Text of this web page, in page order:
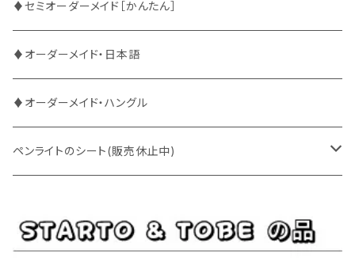
BUDDiiS
DXTEEN
ENHYPEN
EXO
iKON
ATEEZ
BLANK2Y
BOYNEXTDOOR
BUDDiiS
ENHYPEN
ファンサ
CRAVITY
ENHYPEN
EXO
Stray Kids
♦セミオーダーメイド［かんたん］
♦オーダーメイド・日本語
♦オーダーメイド・ハングル
ペンライトのシート(販売休止中)
INI